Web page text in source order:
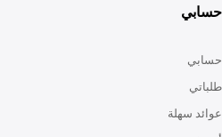
حسابي
حسابي
طلباتي
عوائد سهلة